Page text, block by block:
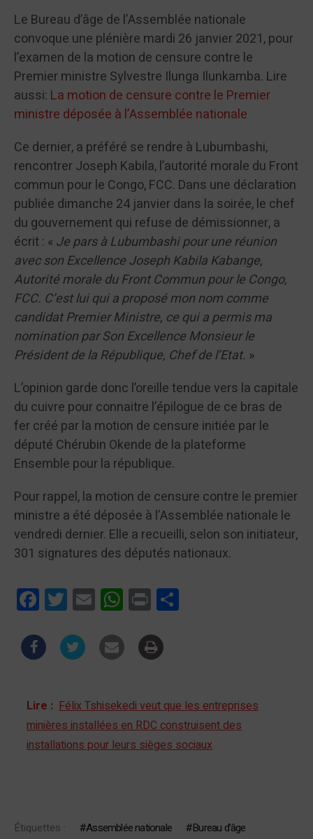
Le Bureau d’âge de l’Assemblée nationale
convoque une plénière mardi 26 janvier 2021, pour
l’examen de la motion de censure contre le
Premier ministre Sylvestre Ilunga Ilunkamba. Lire
aussi: La motion de censure contre le Premier
ministre déposée à l’Assemblée nationale
Ce dernier, a préféré se rendre à Lubumbashi,
rencontrer Joseph Kabila, l’autorité morale du Front
commun pour le Congo, FCC. Dans une déclaration
publiée dimanche 24 janvier dans la soirée, le chef
du gouvernement qui refuse de démissionner, a
écrit : « Je pars à Lubumbashi pour une réunion
avec son Excellence Joseph Kabila Kabange,
Autorité morale du Front Commun pour le Congo,
FCC. C’est lui qui a proposé mon nom comme
candidat Premier Ministre, ce qui a permis ma
nomination par Son Excellence Monsieur le
Président de la République, Chef de l’Etat. »
L’opinion garde donc l’oreille tendue vers la capitale
du cuivre pour connaitre l’épilogue de ce bras de
fer créé par la motion de censure initiée par le
député Chérubin Okende de la plateforme
Ensemble pour la république.
Pour rappel, la motion de censure contre le premier
ministre a été déposée à l’Assemblée nationale le
vendredi dernier. Elle a recueilli, selon son initiateur,
301 signatures des députés nationaux.
FacebookTwitterEmail WhatsApp
Print
Lire : Félix Tshisekedi veut que les entreprises
minières installées en RDC construisent des
installations pour leurs sièges sociaux
Étiquettes : Assemblée nationale Bureau d'âge